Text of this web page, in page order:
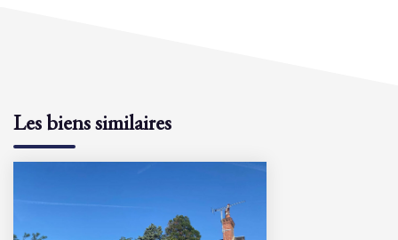
Les biens similaires